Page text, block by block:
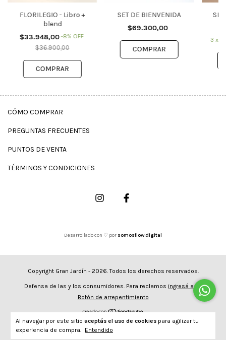
Al navegar por este sitio aceptás el uso de cookies para agilizar tu
experiencia de compra. Entendido
FLORILEGIO - Libro +
blend
$33.948,00 -8% OFF
$36.900,00
SET DE BIENVENIDA
$69.300,00
3 x
CÓMO COMPRAR
PREGUNTAS FRECUENTES
PUNTOS DE VENTA
TÉRMINOS Y CONDICIONES
Desarrollado con ♡ por somosflow.digital
Copyright Gran Jardín - 2026. Todos los derechos reservados.
Defensa de las y los consumidores. Para reclamos ingresá acá.
Botón de arrepentimiento